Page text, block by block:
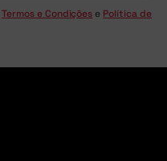
Termos e Condições e Política de